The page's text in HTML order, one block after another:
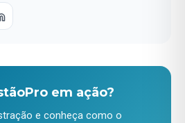
em ação?
e conheça como o